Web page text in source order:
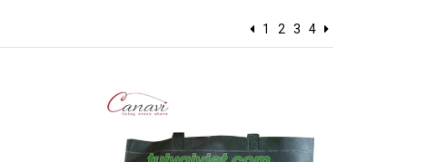
1 2 3 4